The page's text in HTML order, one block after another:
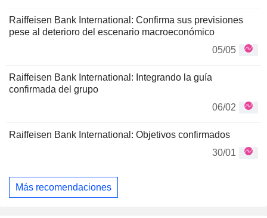
Raiffeisen Bank International: Confirma sus previsiones
pese al deterioro del escenario macroeconómico
05/05
Raiffeisen Bank International: Integrando la guía
confirmada del grupo
06/02
Raiffeisen Bank International: Objetivos confirmados
30/01
Más recomendaciones